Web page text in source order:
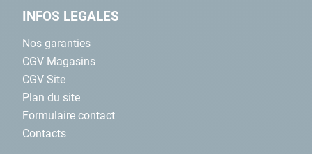
INFOS LEGALES
Nos garanties
CGV Magasins
CGV Site
Plan du site
Formulaire contact
Contacts